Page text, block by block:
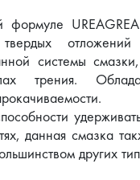
формуле
системы
трения.
данная смазка
других